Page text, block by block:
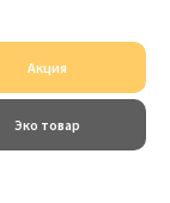
Акция
Эко товар